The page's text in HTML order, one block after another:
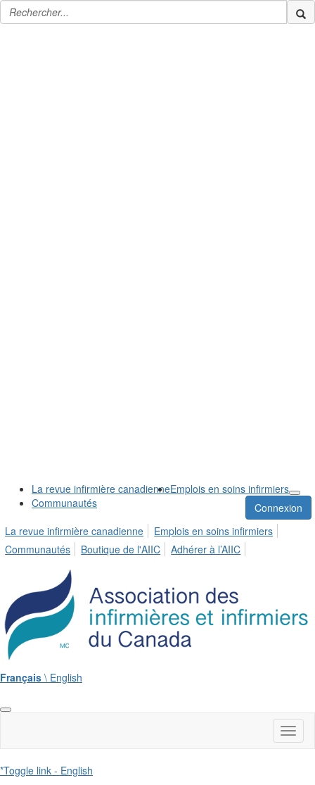
La revue infirmière canadienneEmplois en soins infirmiers
Communautés
Connexion
La revue infirmière canadienne
Emplois en soins infirmiers
Communautés
Boutique de l'AIIC Adhérer à l’AIIC
Français \ English
*Toggle link - English